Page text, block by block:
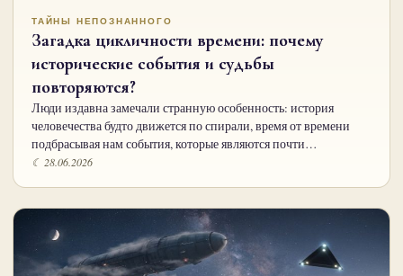
ТАЙНЫ НЕПОЗНАННОГО
Загадка цикличности времени: почему
исторические события и судьбы
повторяются?
Люди издавна замечали странную особенность: история
человечества будто движется по спирали, время от времени
подбрасывая нам события, которые являются почти…
☾ 28.06.2026